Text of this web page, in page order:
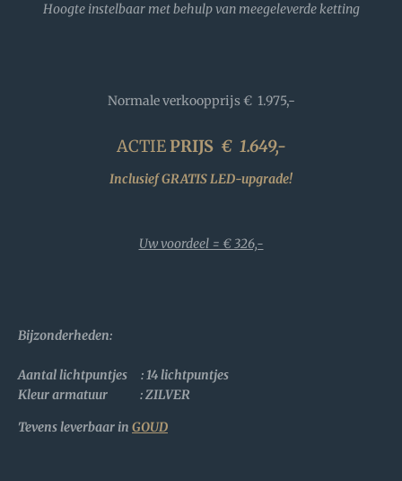
Hoogte instelbaar met behulp van meegeleverde ketting
Normale verkoopprijs € 1.975,-
ACTIEPRIJS € 1.649,-
Inclusief GRATIS LED-upgrade!
Uw voordeel = € 326,-
Bijzonderheden:
Aantal lichtpuntjes : 14 lichtpuntjes
Kleur armatuur : ZILVER
Tevens leverbaar in GOUD